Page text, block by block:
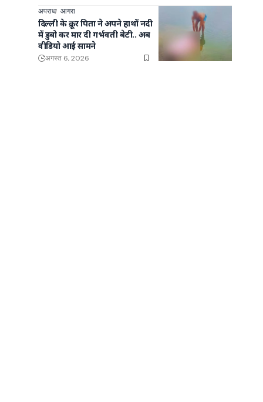
अपराध आगरा
दिल्ली के क्रूर पिता ने अपने हाथों नदी
में डुबो कर मार दी गर्भवती बेटी.. अब
वीडियो आई सामने
अगस्त 6, 2026